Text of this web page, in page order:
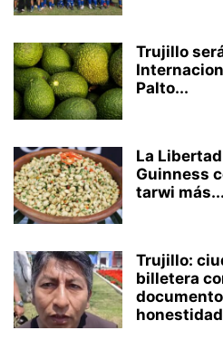
Trujillo
Palto...
La
Guinness
tarwi más...
Trujillo:
billetera